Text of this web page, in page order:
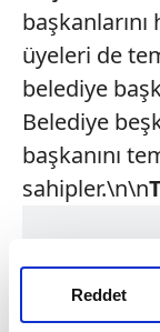
Reddet
üyeleri de
belediye
Belediye
başkanını
sahipler.\n\n